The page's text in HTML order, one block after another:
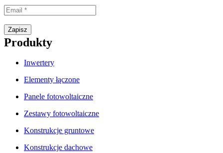
Zapisz
Produkty
Inwertery
Elementy łączone
Panele fotowoltaiczne
Zestawy fotowoltaiczne
Konstrukcje gruntowe
Konstrukcje dachowe